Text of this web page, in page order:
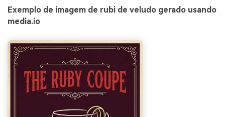
Exemplo de imagem de rubi de veludo gerado usando
media.io